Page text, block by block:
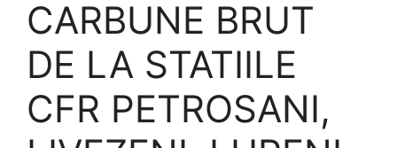
CARBUNE BRUT
DE LA STATIILE
CFR PETROSANI,